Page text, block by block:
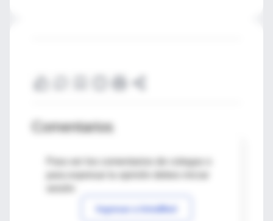
Comentarios
Para ver los comentarios de colegas o
Ingresar a IntraMed